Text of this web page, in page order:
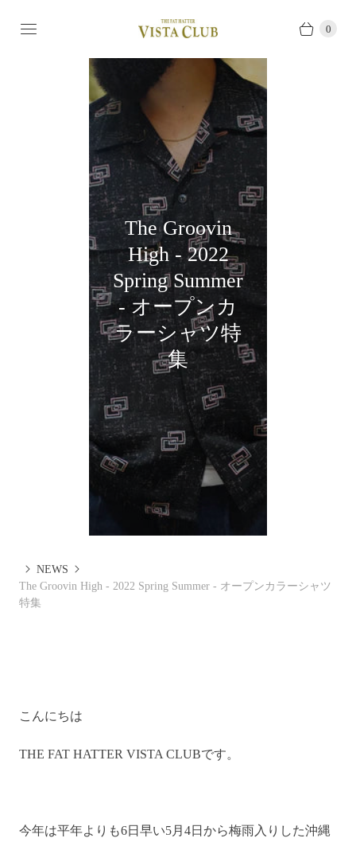
0
The Groovin
High - 2022
Spring Summer
- オープンカ
ラーシャツ特
集
NEWS
The Groovin High - 2022 Spring Summer - オープンカラーシャツ
特集
こんにちは
THE FAT HATTER VISTA CLUBです。
今年は平年よりも6日早い5月4日から梅雨入りした沖縄